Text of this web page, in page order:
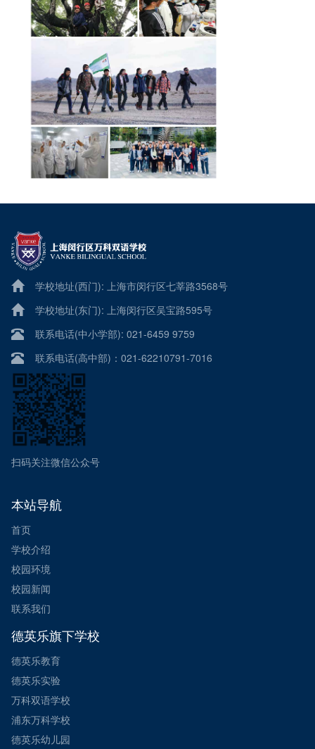
学校地址(西门): 上海市闵行区七莘路3568号
学校地址(东门): 上海闵行区吴宝路595号
联系电话(中小学部): 021-6459 9759
联系电话(高中部)：021-62210791-7016
扫码关注微信公众号
本站导航
首页
学校介绍
校园环境
校园新闻
联系我们
德英乐旗下学校
德英乐教育
德英乐实验
万科双语学校
浦东万科学校
德英乐幼儿园